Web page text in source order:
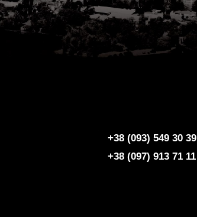
+38 (093) 549 30 39
+38 (097) 913 71 11